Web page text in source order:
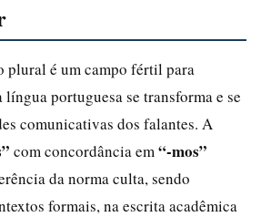
plural é um campo fértil para
portuguesa se transforma e se
comunicativas dos falantes. A
com concordância em “-mos”
da norma culta, sendo
formais, na escrita acadêmica